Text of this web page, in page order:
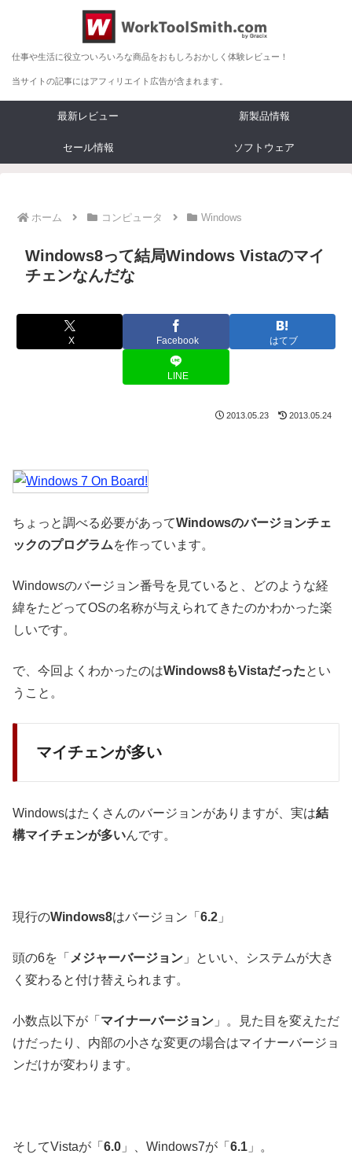
仕事や生活に役立ついろいろな商品をおもしろおかしく体験レビュー！
当サイトの記事にはアフィリエイト広告が含まれます。
最新レビュー 新製品情報
セール情報 ソフトウェア
ホーム コンピュータ Windows
Windows8って結局Windows Vistaのマイ
チェンなんだな
X Facebook はてブ
LINE
2013.05.23 2013.05.24
ちょっと調べる必要があってWindowsのバージョンチェ
ックのプログラムを作っています。
Windowsのバージョン番号を見ていると、どのような経
緯をたどってOSの名称が与えられてきたのかわかった楽
しいです。
で、今回よくわかったのはWindows8もVistaだったとい
うこと。
マイチェンが多い
Windowsはたくさんのバージョンがありますが、実は結
構マイチェンが多いんです。
現行のWindows8はバージョン「 6.2 」
頭の6を「 メジャーバージョン 」といい、システムが大き
く変わると付け替えられます。
小数点以下が「 マイナーバージョン 」。見た目を変えただ
けだったり、内部の小さな変更の場合はマイナーバージョ
ンだけが変わります。
そしてVistaが「 6.0 」、Windows7が「 6.1 」。